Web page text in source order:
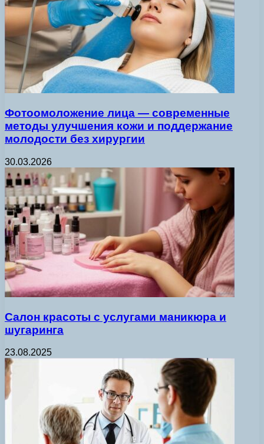
Фотоомоложение лица — современные
методы улучшения кожи и поддержание
молодости без хирургии
30.03.2026
Салон красоты с услугами маникюра и
шугаринга
23.08.2025